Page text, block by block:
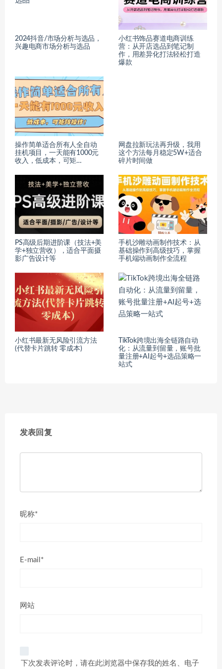
2024抖音/市场分析与选品，
兴趣电商市场分析与选品
小红书饰品赛道电商训练
营：从开店选品到笔记制
作，用差异化打法轻松打造
爆款
操作简单适合所有人全自动
挂机项目，一天能有1000元
收入，低成本，可矩…
网盘拉新玩法再升级，我用
这个方法每月稳定5W+适合
碎片时间做
PS高级后期进阶课（技法+美
学+独立营收），适合平面摄
影广告设计等
手机沙雕动画制作技术：从
基础操作到高级技巧，掌握
手机端动画制作全流程
小红书最新无风险引流方法
(代替卡片跳转 零成本)
TikTok跨境出海全链路自动
化：从流量到留量，账号批
量注册+AI起号+选品策略一
站式
发表回复
昵称*
E-mail*
网站
下次发表评论时，请在此浏览器中保存我的姓名、电子